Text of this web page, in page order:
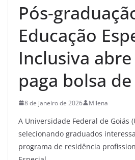
Pós-
Educação
Inclusiva
paga bolsa de
8 de janeiro de 2026 Milena
A Universidade Federal de Goiás
selecionando graduados
programa de residência